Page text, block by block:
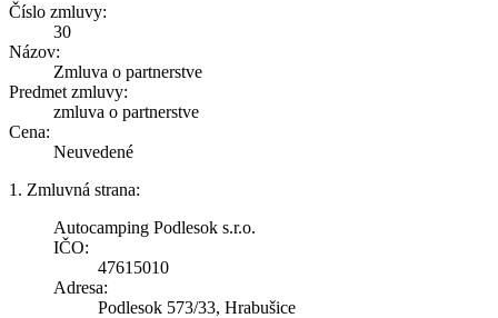
Číslo zmluvy:
30
Názov:
Zmluva o partnerstve
Predmet zmluvy:
zmluva o partnerstve
Cena:
Neuvedené
1. Zmluvná strana:
Autocamping Podlesok s.r.o.
IČO:
47615010
Adresa:
Podlesok 573/33, Hrabušice